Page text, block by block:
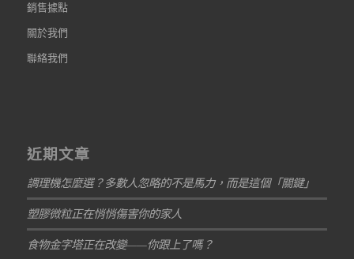
銷售據點
關於我們
聯絡我們
近期文章
調理機怎麼選？多數人忽略的不是馬力，而是這個「關鍵」
塑膠微粒正在悄悄傷害你的家人
食物金字塔正在改變——你跟上了嗎？